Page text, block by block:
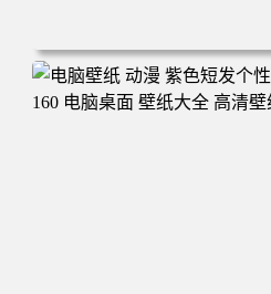
电脑壁纸 动漫 绫波丽 蓝发 黑色
脑桌面 壁纸大全 高清壁纸 壁纸下